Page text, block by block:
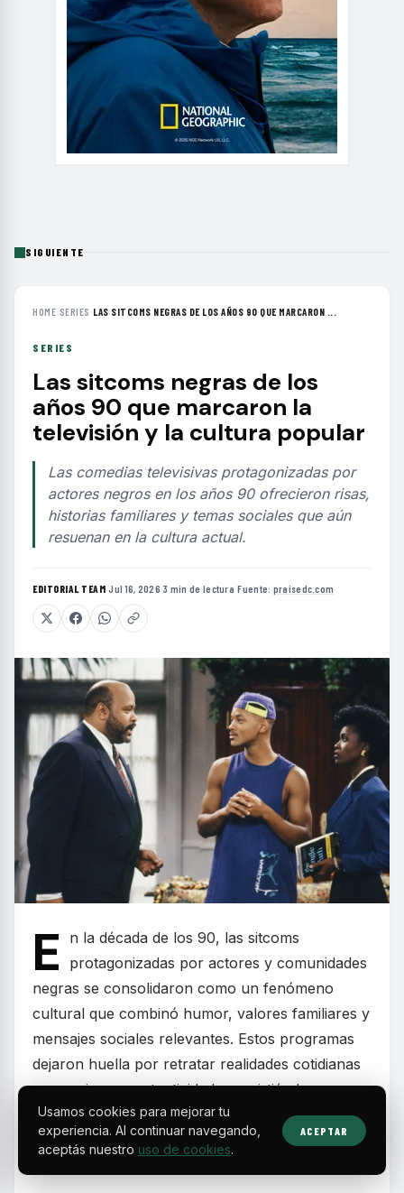
SIGUIENTE
HOME› SERIES ›LAS SITCOMS NEGRAS DE LOS AÑOS 90 QUE MARCARON ...
SERIES
Las sitcoms negras de los
años 90 que marcaron la
televisión y la cultura popular
Las comedias televisivas protagonizadas por
actores negros en los años 90 ofrecieron risas,
historias familiares y temas sociales que aún
resuenan en la cultura actual.
EDITORIAL TEAM·Jul 16, 2026·3 min de lectura·Fuente: praisedc.com
E
n la década de los 90, las sitcoms
protagonizadas por actores y comunidades
negras se consolidaron como un fenómeno
cultural que combinó humor, valores familiares y
mensajes sociales relevantes. Estos programas
dejaron huella por retratar realidades cotidianas
con carisma y autenticidad, convirtiéndose en
parte esencial de la programación televisiva de
fines de semana y en la formación de toda una
Usamos cookies para mejorar tu
experiencia. Al continuar navegando,
aceptás nuestro uso de cookies.
ACEPTAR